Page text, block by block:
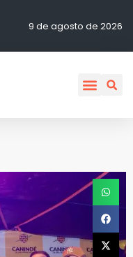
9 de agosto de 2026